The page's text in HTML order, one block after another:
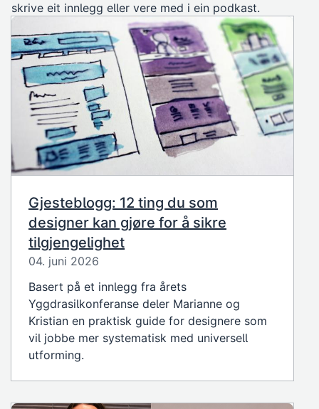
skrive eit innlegg eller vere med i ein podkast.
Gjesteblogg: 12 ting du som
designer kan gjøre for å sikre
tilgjengelighet
04. juni 2026
Basert på et innlegg fra årets
Yggdrasilkonferanse deler Marianne og
Kristian en praktisk guide for designere som
vil jobbe mer systematisk med universell
utforming.